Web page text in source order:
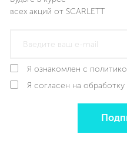
всех акций от SCARLETT
Я ознакомлен с
Я согласен на